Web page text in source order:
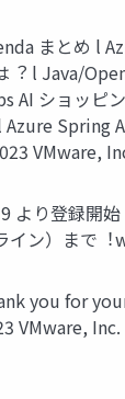
まとめ l
︖ l Java/
AI ショッピ
Azure Spring
VMware,
より登録開
イン）まで
you for
VMware, Inc.